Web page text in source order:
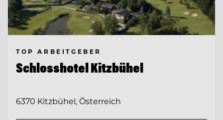
TOP ARBEITGEBER
Schlosshotel Kitzbühel
6370 Kitzbühel, Österreich